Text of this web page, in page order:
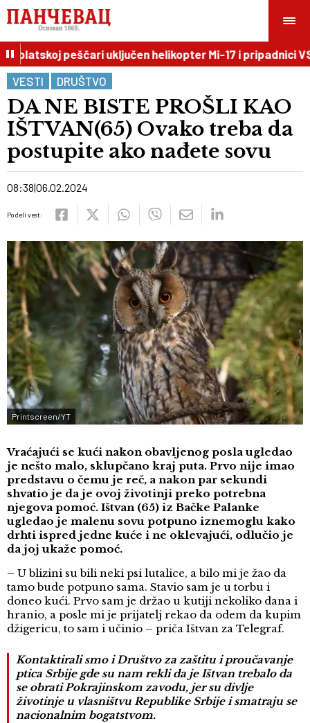
peščari uključen helikopter Mi-17 i pripadnici VS
VESTI
DRUŠTVO
DA NE BISTE PROŠLI KAO
IŠTVAN(65) Ovako treba da
postupite ako nađete sovu
08:38 06.02.2024
Podeli vest:
Printscreen/YT
Vraćajući se kući nakon obavljenog posla ugledao
je nešto malo, sklupčano kraj puta. Prvo nije imao
predstavu o čemu je reč, a nakon par sekundi
shvatio je da je ovoj životinji preko potrebna
njegova pomoć. Ištvan (65) iz Bačke Palanke
ugledao je malenu sovu potpuno iznemoglu kako
drhti ispred jedne kuće i ne oklevajući, odlučio je
da joj ukaže pomoć.
– U blizini su bili neki psi lutalice, a bilo mi je žao da
tamo bude potpuno sama. Stavio sam je u torbu i
doneo kući. Prvo sam je držao u kutiji nekoliko dana i
hranio, a posle mi je prijatelj rekao da odem da kupim
džigericu, to sam i učinio – priča Ištvan za Telegraf.
Kontaktirali smo i Društvo za zaštitu i proučavanje
ptica Srbije gde su nam rekli da je Ištvan trebalo da
se obrati Pokrajinskom zavodu, jer su divlje
životinje u vlasništvu Republike Srbije i smatraju se
nacionalnim bogatstvom.